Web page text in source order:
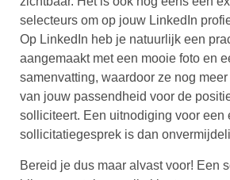
selecteurs om op jouw LinkedIn
Op LinkedIn heb je natuurlijk een
aangemaakt met een mooie foto en
samenvatting, waardoor ze nog
van jouw passendheid voor de
solliciteert. Een uitnodiging voor een
sollicitatiegesprek is dan
Bereid je dus maar alvast voor! Een